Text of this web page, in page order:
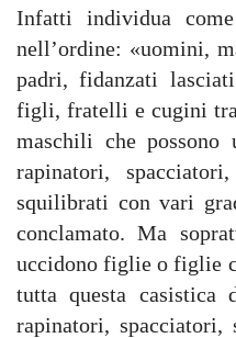
Infatti individua
nell’ordine: «uomini,
padri, fidanzati
figli, fratelli e cugini
maschili che possono
rapinatori,
squilibrati con vari
conclamato. Ma
uccidono figlie o figlie
tutta questa casistica
rapinatori,